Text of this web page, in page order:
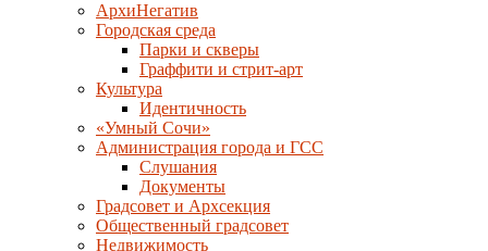
АрхиНегатив
Городская среда
Парки и скверы
Граффити и стрит-арт
Культура
Идентичность
«Умный Сочи»
Администрация города и ГСС
Слушания
Документы
Градсовет и Архсекция
Общественный градсовет
Недвижимость